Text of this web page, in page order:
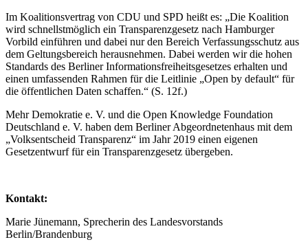
Im Koalitionsvertrag von CDU und SPD heißt es: „Die Koalition
wird schnellstmöglich ein Transparenzgesetz nach Hamburger
Vorbild einführen und dabei nur den Bereich Verfassungsschutz aus
dem Geltungsbereich herausnehmen. Dabei werden wir die hohen
Standards des Berliner Informationsfreiheitsgesetzes erhalten und
einen umfassenden Rahmen für die Leitlinie „Open by default“ für
die öffentlichen Daten schaffen.“ (S. 12f.)
Mehr Demokratie e. V. und die Open Knowledge Foundation
Deutschland e. V. haben dem Berliner Abgeordnetenhaus mit dem
„Volksentscheid Transparenz“ im Jahr 2019 einen eigenen
Gesetzentwurf für ein Transparenzgesetz übergeben.
Kontakt:
Marie Jünemann, Sprecherin des Landesvorstands
Berlin/Brandenburg